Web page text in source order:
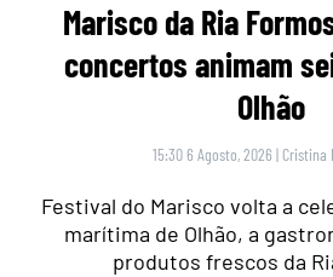
Marisco da Ria
concertos animam
Olhão
15:30 6 Agosto, 2026 | Cristina
Festival do Marisco volta a
marítima de Olhão, a
produtos frescos da